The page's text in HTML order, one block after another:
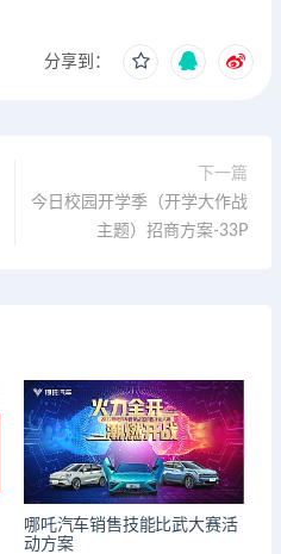
分享到：
下一篇
今日校园开学季（开学大作战
主题）招商方案-33P
哪吒汽车销售技能比武大赛活
动方案